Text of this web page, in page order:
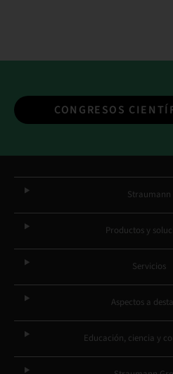
CONGRESOS
Straumann
Productos y
Servicios
Aspectos a
Educación, ciencia y